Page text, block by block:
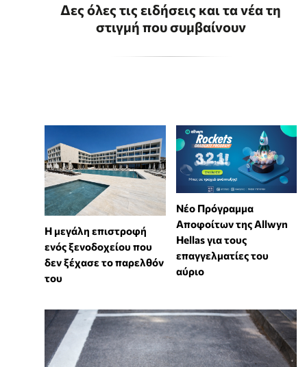
Δες όλες τις ειδήσεις και τα νέα τη
στιγμή που συμβαίνουν
Η μεγάλη επιστροφή
ενός ξενοδοχείου που
δεν ξέχασε το παρελθόν
του
Νέο Πρόγραμμα
Αποφοίτων της Allwyn
Hellas για τους
επαγγελματίες του
αύριο